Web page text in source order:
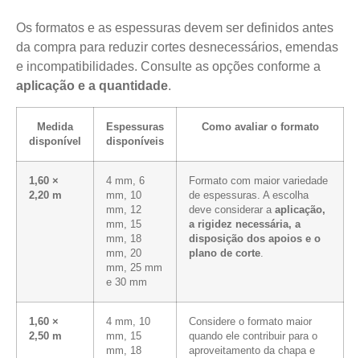
Os formatos e as espessuras devem ser definidos antes
da compra para reduzir cortes desnecessários, emendas
e incompatibilidades. Consulte as opções conforme a
aplicação e a quantidade.
Medida
disponível
Espessuras
disponíveis
Como avaliar o formato
1,60 ×
2,20 m
4 mm, 6
mm, 10
mm, 12
mm, 15
mm, 18
mm, 20
mm, 25 mm
e 30 mm
Formato com maior variedade
de espessuras. A escolha
deve considerar a aplicação,
a rigidez necessária, a
disposição dos apoios e o
plano de corte.
1,60 ×
2,50 m
4 mm, 10
mm, 15
mm, 18
Considere o formato maior
quando ele contribuir para o
aproveitamento da chapa e